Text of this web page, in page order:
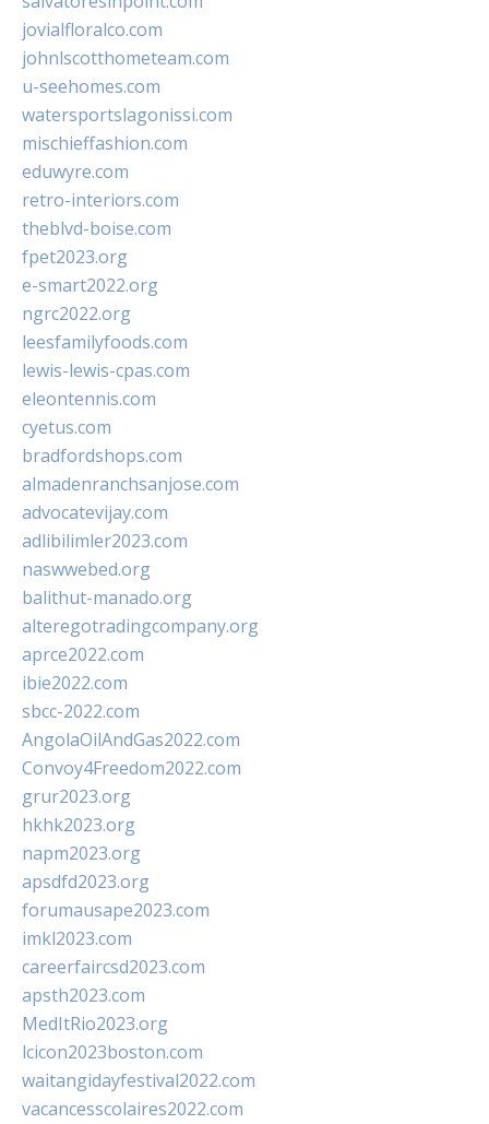
jovialfloralco.com
johnlscotthometeam.com
u-seehomes.com
watersportslagonissi.com
mischieffashion.com
eduwyre.com
retro-interiors.com
theblvd-boise.com
fpet2023.org
e-smart2022.org
ngrc2022.org
leesfamilyfoods.com
lewis-lewis-cpas.com
eleontennis.com
cyetus.com
bradfordshops.com
almadenranchsanjose.com
advocatevijay.com
adlibilimler2023.com
naswwebed.org
balithut-manado.org
alteregotradingcompany.org
aprce2022.com
ibie2022.com
sbcc-2022.com
AngolaOilAndGas2022.com
Convoy4Freedom2022.com
grur2023.org
hkhk2023.org
napm2023.org
apsdfd2023.org
forumausape2023.com
imkl2023.com
careerfaircsd2023.com
apsth2023.com
MedItRio2023.org
lcicon2023boston.com
waitangidayfestival2022.com
vacancesscolaires2022.com